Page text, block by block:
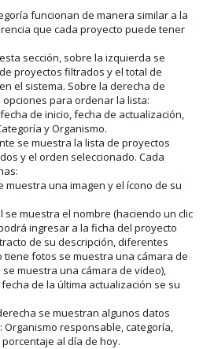
funcionan de manera similar a la
que cada proyecto puede tener
sección, sobre la izquierda se
proyectos filtrados y el total de
el sistema. Sobre la derecha de
para ordenar la lista:
de inicio, fecha de actualización,
y Organismo.
se muestra la lista de proyectos
y el orden seleccionado. Cada
muestra una imagen y el ícono de su
se muestra el nombre (haciendo un clic
ingresar a la ficha del proyecto
de su descripción, diferentes
tiene fotos se muestra una cámara de
muestra una cámara de video),
de la última actualización se su
se muestran algunos datos
Organismo responsable, categoría,
al día de hoy.